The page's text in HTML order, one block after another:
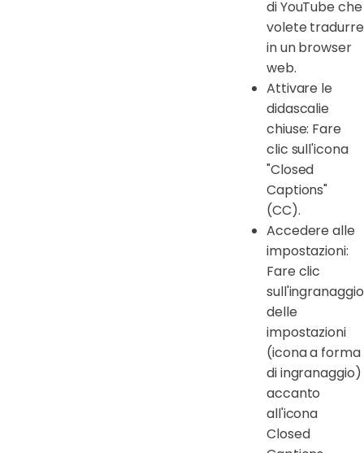
di YouTube che
volete tradurre
in un browser
web.
Attivare le
didascalie
chiuse: Fare
clic sull'icona
"Closed
Captions"
(CC).
Accedere alle
impostazioni:
Fare clic
sull'ingranaggio
delle
impostazioni
(icona a forma
di ingranaggio)
accanto
all'icona
Closed